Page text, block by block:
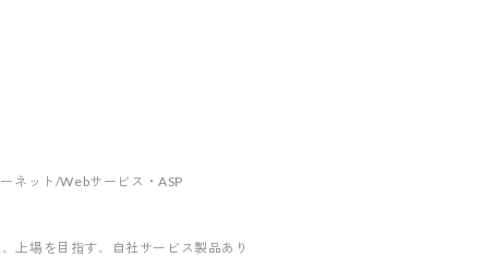
ネット/Webサービス・ASP
、上場を目指す、自社サービス製品あり